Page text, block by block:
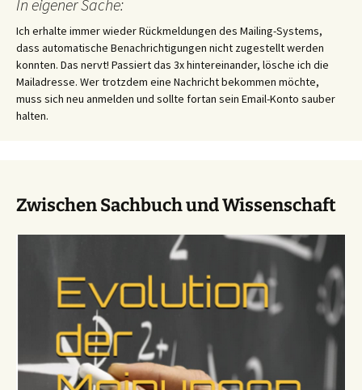
In eigener Sache:
Ich erhalte immer wieder Rückmeldungen des Mailing-Systems,
dass automatische Benachrichtigungen nicht zugestellt werden
konnten. Das nervt! Passiert das 3x hintereinander, lösche ich die
Mailadresse. Wer trotzdem eine Nachricht bekommen möchte,
muss sich neu anmelden und sollte fortan sein Email-Konto sauber
halten.
Zwischen Sachbuch und Wissenschaft